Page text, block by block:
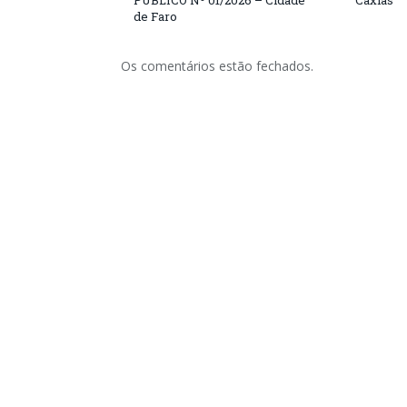
de Faro
Os comentários estão fechados.